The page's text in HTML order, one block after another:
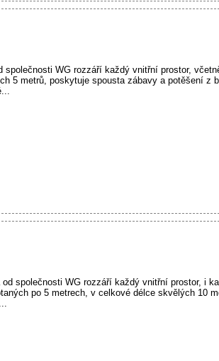
WG rozzáří každý vnitřní prostor,
5 metrů, poskytuje spousta zábavy a potěšení z
společnosti WG rozzáří každý vnitřní prostor, i
po 5 metrech, v celkové délce skvělých 10